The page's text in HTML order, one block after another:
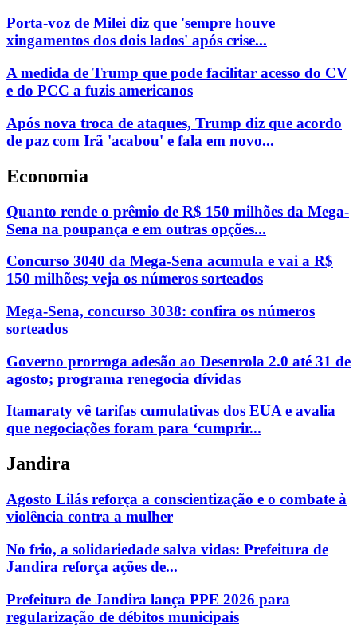
Porta-voz de Milei diz que 'sempre houve
xingamentos dos dois lados' após crise...
A medida de Trump que pode facilitar acesso do CV
e do PCC a fuzis americanos
Após nova troca de ataques, Trump diz que acordo
de paz com Irã 'acabou' e fala em novo...
Economia
Quanto rende o prêmio de R$ 150 milhões da Mega-
Sena na poupança e em outras opções...
Concurso 3040 da Mega-Sena acumula e vai a R$
150 milhões; veja os números sorteados
Mega-Sena, concurso 3038: confira os números
sorteados
Governo prorroga adesão ao Desenrola 2.0 até 31 de
agosto; programa renegocia dívidas
Itamaraty vê tarifas cumulativas dos EUA e avalia
que negociações foram para ‘cumprir...
Jandira
Agosto Lilás reforça a conscientização e o combate à
violência contra a mulher
No frio, a solidariedade salva vidas: Prefeitura de
Jandira reforça ações de...
Prefeitura de Jandira lança PPE 2026 para
regularização de débitos municipais